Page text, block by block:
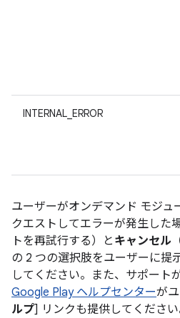
INTERNAL_ERROR
ユーザーがオンデマンド モジュ
クエストしてエラーが発生した
トを再試行する）と キャンセル
の 2 つの選択肢をユーザーに提
してください。また、サポート
Google Play ヘルプセンターが
ルプ] リンクも提供してください